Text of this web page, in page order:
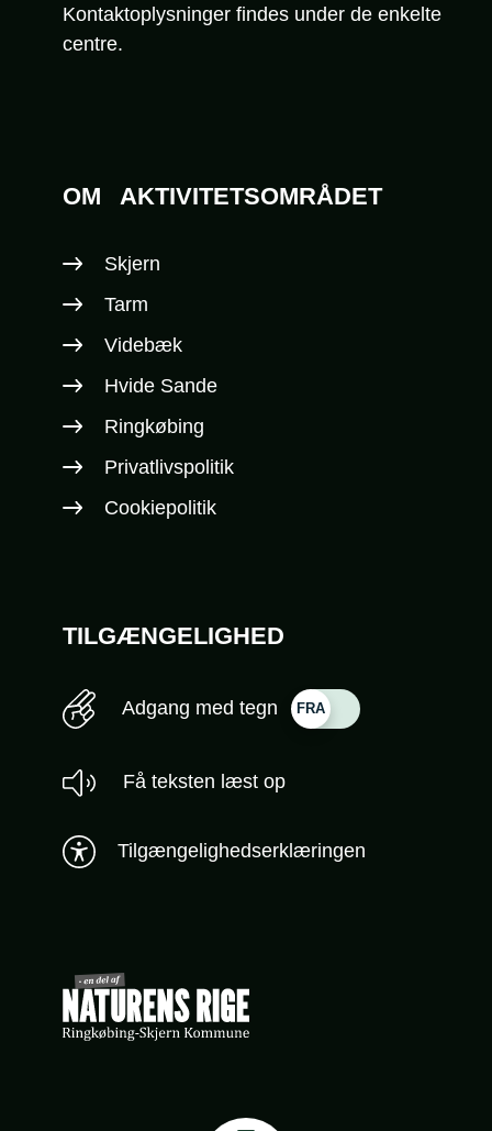
Kontaktoplysninger findes under de enkelte
centre.
OM AKTIVITETSOMRÅDET
Skjern
Tarm
Videbæk
Hvide Sande
Ringkøbing
Privatlivspolitik
Cookiepolitik
TILGÆNGELIGHED
Adgang med tegn
Få teksten læst op
Tilgængelighedserklæringen